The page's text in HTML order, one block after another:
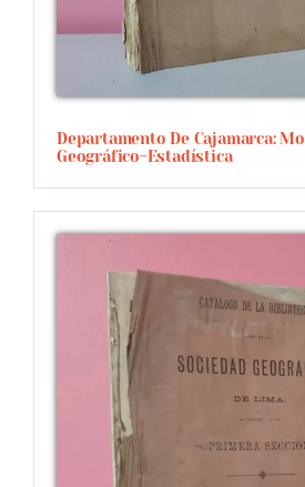
Departamento De Cajamarca:
Geográfico-Estadística